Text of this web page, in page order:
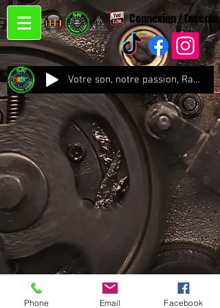
Connexion /
Votre son, notre passion, Radio CJC Recording Studio , là où chaque note prend vie !
Phone Email Facebook